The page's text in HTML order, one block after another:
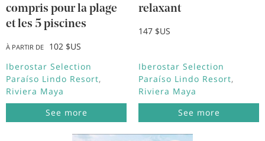
compris pour la plage
et les 5 piscines
À PARTIR DE
102 $US
Iberostar Selection
Paraíso Lindo Resort
Riviera Maya
See more
relaxant
147 $US
Iberostar Selection
Paraíso Lindo Resort
Riviera Maya
See more